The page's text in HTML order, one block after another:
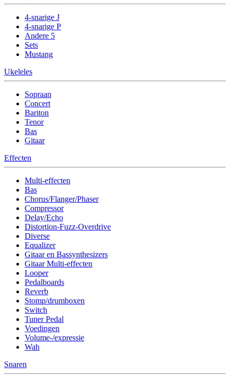
4-snarige J
4-snarige P
Andere 5
Sets
Mustang
Ukeleles
Sopraan
Concert
Bariton
Tenor
Bas
Gitaar
Effecten
Multi-effecten
Bas
Chorus/Flanger/Phaser
Compressor
Delay/Echo
Distortion-Fuzz-Overdrive
Diverse
Equalizer
Gitaar en Bassynthesizers
Gitaar Multi-effecten
Looper
Pedalboards
Reverb
Stomp/drumboxen
Switch
Tuner Pedal
Voedingen
Volume-/expressie
Wah
Snaren